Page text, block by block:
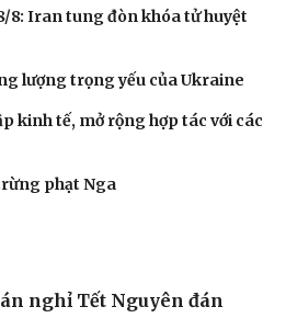
8: Iran tung đòn khóa tử huyệt
lượng trọng yếu của Ukraine
kinh tế, mở rộng hợp tác với các
phạt Nga